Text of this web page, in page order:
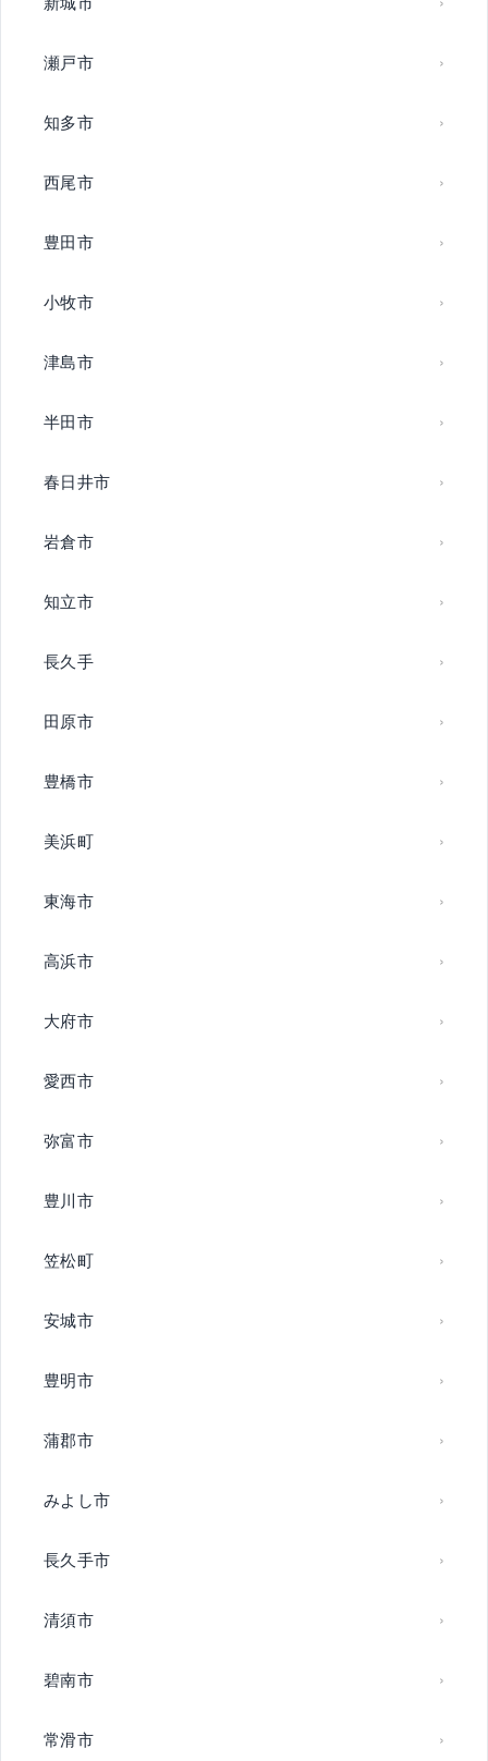
瀬戸市
知多市
西尾市
豊田市
小牧市
津島市
半田市
春日井市
岩倉市
知立市
長久手
田原市
豊橋市
美浜町
東海市
高浜市
大府市
愛西市
弥富市
豊川市
笠松町
安城市
豊明市
蒲郡市
みよし市
長久手市
清須市
碧南市
常滑市